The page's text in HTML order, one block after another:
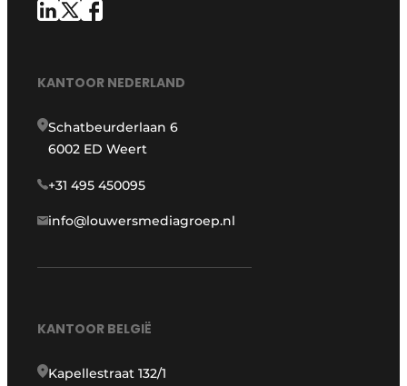
KANTOOR NEDERLAND
Schatbeurderlaan 6
6002 ED Weert
+31 495 450095
info@louwersmediagroep.nl
KANTOOR BELGIË
Kapellestraat 132/1